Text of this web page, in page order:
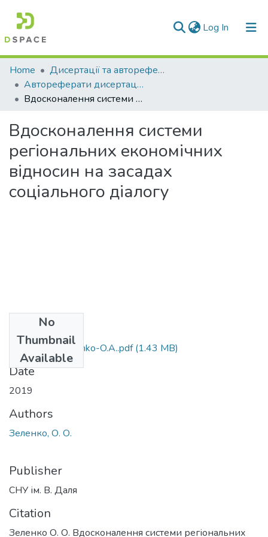
Log In (current)
Communities & Collections
All of DSpace
Home
Дисертації та автореферати дисертацій
Автореферати дисертацій
Вдосконалення системи регіональних економічних відносин на засадах соціального діалогу
Вдосконалення системи
регіональних економічних
відносин на засадах
соціального діалогу
No
Thumbnail
Available
Avtoroferat-Zelenko-O.A..pdf(1.43 MB)
Date
2019
Authors
Зеленко, О. О.
Publisher
СНУ ім. В. Даля
Citation
Зеленко О. О. Вдосконалення системи регіональних